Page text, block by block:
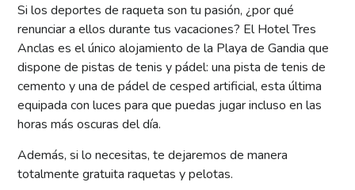
Si los deportes de raqueta son tu pasión, ¿por qué
renunciar a ellos durante tus vacaciones? El Hotel Tres
Anclas es el único alojamiento de la Playa de Gandia que
dispone de pistas de tenis y pádel: una pista de tenis de
cemento y una de pádel de cesped artificial, esta última
equipada con luces para que puedas jugar incluso en las
horas más oscuras del día.
Además, si lo necesitas, te dejaremos de manera
totalmente gratuita raquetas y pelotas.